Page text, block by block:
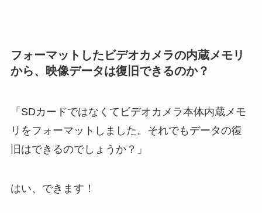
フォーマットしたビデオカメラの内蔵メモリ
から、映像データは復旧できるのか？
「SDカードではなくてビデオカメラ本体内蔵メモ
リをフォーマットしました。それでもデータの復
旧はできるのでしょうか？」
はい、できます！